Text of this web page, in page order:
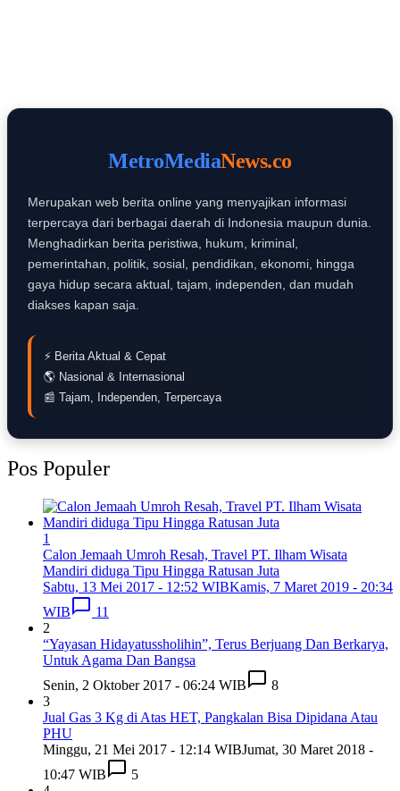
MetroMediaNews.co
MetroMediaNews.co
Merupakan web berita online yang menyajikan informasi
terpercaya dari berbagai daerah di Indonesia maupun dunia.
Menghadirkan berita peristiwa, hukum, kriminal,
pemerintahan, politik, sosial, pendidikan, ekonomi, hingga
gaya hidup secara aktual, tajam, independen, dan mudah
diakses kapan saja.
⚡ Berita Aktual & Cepat
🌎 Nasional & Internasional
📰 Tajam, Independen, Terpercaya
Pos Populer
1
Calon Jemaah Umroh Resah, Travel PT. Ilham Wisata
Mandiri diduga Tipu Hingga Ratusan Juta
Sabtu, 13 Mei 2017 - 12:52 WIBKamis, 7 Maret 2019 - 20:34
WIB
11
2
“Yayasan Hidayatussholihin”, Terus Berjuang Dan Berkarya,
Untuk Agama Dan Bangsa
Senin, 2 Oktober 2017 - 06:24 WIB
8
3
Jual Gas 3 Kg di Atas HET, Pangkalan Bisa Dipidana Atau
PHU
Minggu, 21 Mei 2017 - 12:14 WIBJumat, 30 Maret 2018 -
10:47 WIB
5